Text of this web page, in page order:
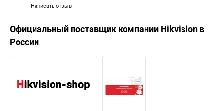
Написать отзыв
Официальный поставщик компании Hikvision в
России